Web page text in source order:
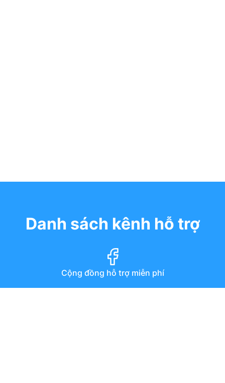
Danh sách kênh hỗ trợ
Cộng đồng hỗ trợ miễn phí